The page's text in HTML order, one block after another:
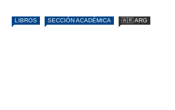
LIBROS SECCIÓN ACADÉMICA 🇦🇷 ARG